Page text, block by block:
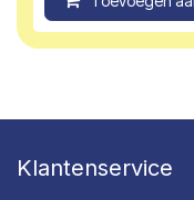
Klantenservice